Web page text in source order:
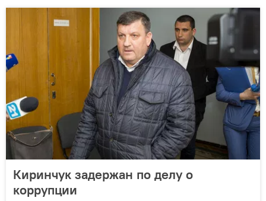
Киринчук задержан по делу о
коррупции